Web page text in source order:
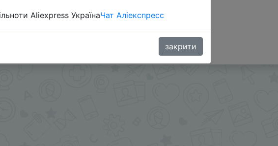
розділ монет.
Aliexpress УкраїнаЧат Аліекспресс
закрити